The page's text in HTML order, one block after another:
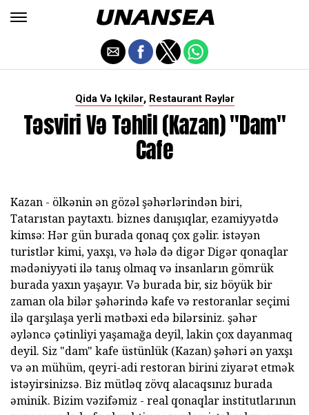
Qida Və Içkilər, Restaurant Rəylər
Təsviri Və Təhlil (Kazan) "dam"
Cafe
Kazan - ölkənin ən gözəl şəhərlərindən biri,
Tatarıstan paytaxtı. biznes danışıqlar, ezamiyyətdə
kimsə: Hər gün burada qonaq çox gəlir. istəyən
turistlər kimi, yaxşı, və hələ də digər Digər qonaqlar
mədəniyyəti ilə tanış olmaq və insanların gömrük
burada yaxın yaşayır. Və burada bir, siz böyük bir
zaman ola bilər şəhərində kafe və restoranlar seçimi
ilə qarşılaşa yerli mətbəxi edə bilərsiniz. şəhər
əyləncə çətinliyi yaşamağa deyil, lakin çox dayanmaq
deyil. Siz "dam" kafe üstünlük (Kazan) şəhəri ən yaxşı
və ən mühüm, qeyri-adi restoran birini ziyarət etmək
istəyirsinizsə. Biz mütləq zövq alacaqsınız burada
əminik. Bizim vəzifəmiz - real qonaqlar institutlarının